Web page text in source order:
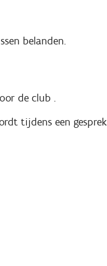
belanden.
de club .
tijdens een gesprek